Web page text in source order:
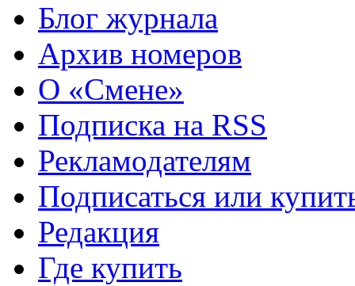
Блог журнала
Архив номеров
О «Смене»
Подписка на RSS
Рекламодателям
Подписаться или
Редакция
Где купить